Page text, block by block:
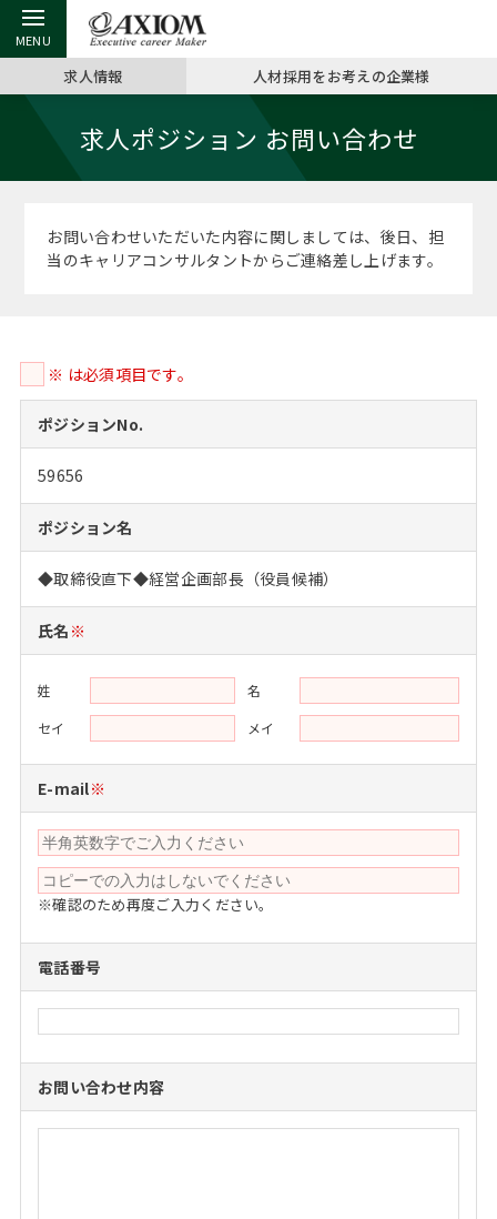
戻る
アクシアムの特長 ミッシ
コンサ
サービス案内
お申し
キャリ
戻る
キャリア支援 TOP
キャリアデザイン講座
（最新求人市場動向）
キャリ
MBAの
おわり
MBAの転職事例
MBAからのFAQ
MBA留学生数の推移
MBA留
日本か
インターン受入企業一覧
MBAを生かす求人特集
年齢と年収の相関図
戻る
転職ツール TOP
英文レジュメの書き方
英文レ
パワー
よくある面接Q&A集
外資系／面接攻略のコツ
戻る
転職コラム TOP
“展”職相談室
転職成功への4つの鍵
キャリアに効く一冊
注目企業インタビュー
戻る
イベント・セミナー TOP
ジョブフェア
キャリアフォーラム
プロ経営者の特別セミナー
Career Talk Live
戻る
会社概要 TOP
沿革
採用情報
パブリシティ
ニュースリリース
求人情報 人材採用をお考えの企業様
求人ポジション お問い合わせ
お問い合わせいただいた内容に関しましては、後日、担
当のキャリアコンサルタントからご連絡差し上げます。
※ は必須項目です。
ポジションNo.
59656
ポジション名
◆取締役直下◆経営企画部長（役員候補）
氏名 ※
姓
名
セイ
メイ
E-mail※
※確認のため再度ご入力ください。
電話番号
お問い合わせ内容